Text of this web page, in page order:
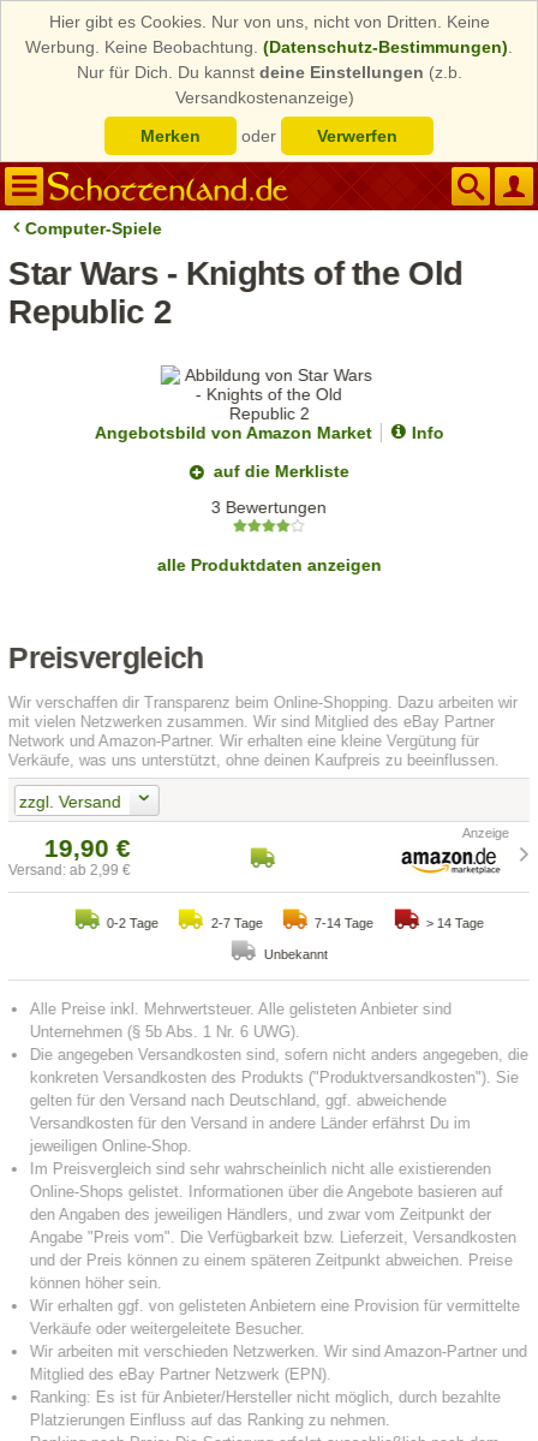
Hier gibt es Cookies. Nur von uns, nicht von Dritten. Keine
Werbung. Keine Beobachtung. (Datenschutz-Bestimmungen)
Nur für Dich. Du kannst deine Einstellungen (z.b.
Versandkostenanzeige)
Merken
oder Verwerfen
Computer-Spiele
Star Wars - Knights of the Old
Republic 2
Angebotsbild von Amazon Market
Info
auf die Merkliste
3 Bewertungen
alle Produktdaten anzeigen
Preisvergleich
Wir verschaffen dir Transparenz beim Online-Shopping. Dazu arbeiten wir
mit vielen Netzwerken zusammen. Wir sind Mitglied des eBay Partner
Network und Amazon-Partner. Wir erhalten eine kleine Vergütung für
Verkäufe, was uns unterstützt, ohne deinen Kaufpreis zu beeinflussen.
zzgl. Versand
19,90 €
Versand: ab 2,99 €
0-2 Tage 2-7 Tage 7-14 Tage > 14 Tage
Unbekannt